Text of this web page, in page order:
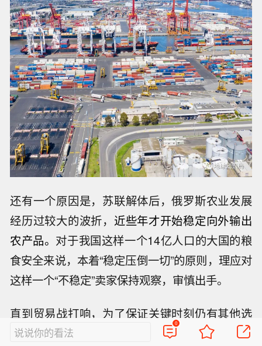
还有一个原因是，苏联解体后，俄罗斯农业发展
经历过较大的波折， 近些年才开始稳定向外输出
农产品。 对于我国这样一个14亿人口的大国的粮
食安全来说，本着“稳定压倒一切”的原则，理应对
这样一个“不稳定”卖家保持观察，审慎出手。
直到贸易战打响，为了保证关键时刻仍有其他选
择，不会被“卡脖子”，中国粮食进口亟需开辟新的
说说你的看法
0